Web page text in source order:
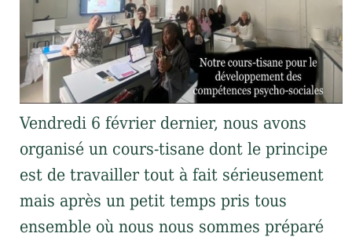
Vendredi 6 février dernier, nous avons
organisé un cours-tisane dont le principe
est de travailler tout à fait sérieusement
mais après un petit temps pris tous
ensemble où nous nous sommes préparé